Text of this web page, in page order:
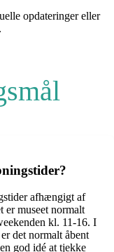
opdateringer eller
afhængigt af
er museet normalt
kl. 11-16. I
det normalt åbent
god idé at tjekke